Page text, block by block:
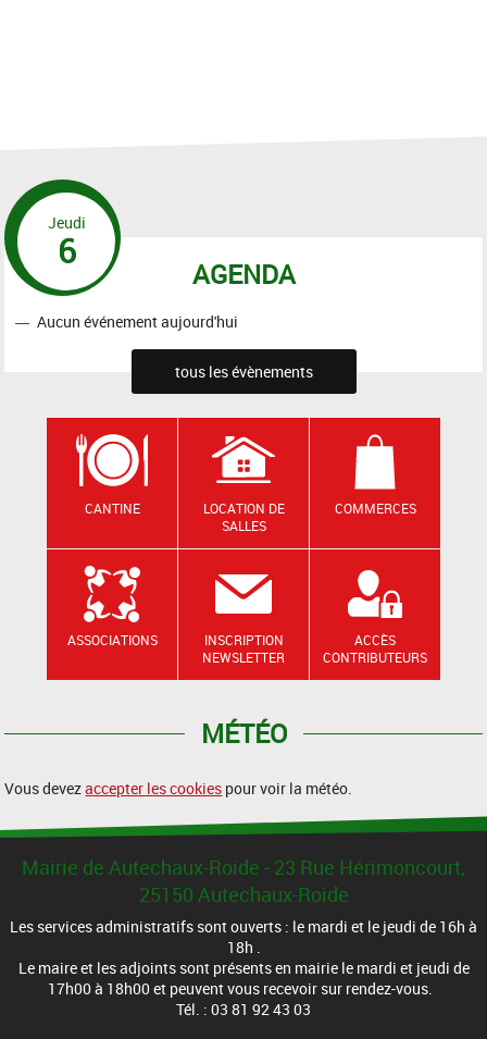
AGENDA
Jeudi
6
Aucun événement aujourd'hui
tous les évènements
CANTINE
LOCATION DE
SALLES
COMMERCES
ASSOCIATIONS
INSCRIPTION
NEWSLETTER
ACCÈS
CONTRIBUTEURS
MÉTÉO
Vous devezaccepter les cookies pour voir la météo.
Mairie de Autechaux-Roide - 23 Rue Hérimoncourt,
25150 Autechaux-Roide
Les services administratifs sont ouverts : le mardi et le jeudi de 16h à
18h .
Le maire et les adjoints sont présents en mairie le mardi et jeudi de
17h00 à 18h00 et peuvent vous recevoir sur rendez-vous.
Tél. : 03 81 92 43 03